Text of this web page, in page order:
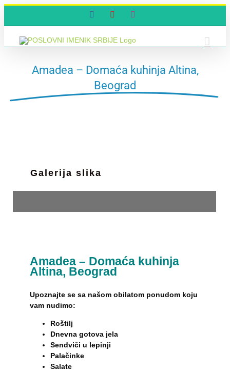
FacebookYouTube
Amadea – Domaća kuhinja Altina,
Beograd
Galerija slika
Amadea – Domaća kuhinja
Altina, Beograd
Upoznajte se sa našom obilatom ponudom koju
vam nudimo:
Roštilj
Dnevna gotova jela
Sendviči u lepinji
Palačinke
Salate